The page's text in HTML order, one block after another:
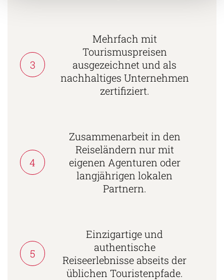
3
Mehrfach mit
Tourismuspreisen
ausgezeichnet und als
nachhaltiges Unternehmen
zertifiziert.
4
Zusammenarbeit in den
Reiseländern nur mit
eigenen Agenturen oder
langjährigen lokalen
Partnern.
5
Einzigartige und
authentische
Reiseerlebnisse abseits der
üblichen Touristenpfade.